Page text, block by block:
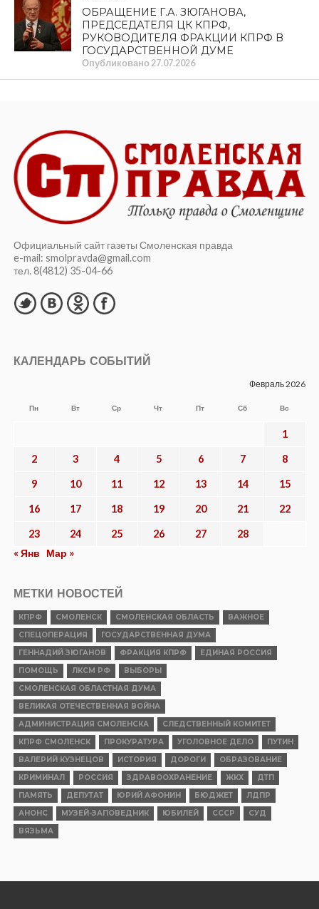
ОБРАЩЕНИЕ Г.А. ЗЮГАНОВА,
ПРЕДСЕДАТЕЛЯ ЦК КПРФ,
РУКОВОДИТЕЛЯ ФРАКЦИИ КПРФ В
ГОСУДАРСТВЕННОЙ ДУМЕ
Опубликовано27.07.2026
Официальный сайт газеты Смоленская правда
e-mail: smolpravda@gmail.com
тел. 8(4812) 35-04-66
КАЛЕНДАРЬ СОБЫТИЙ
Февраль 2026
Пн Вт Ср Чт Пт Сб Вс
1
2 3 4 5 6 7 8
9 10 11 12 13 14 15
16 17 18 19 20 21 22
23 24 25 26 27
28
« Янв
Мар »
МЕТКИ НОВОСТЕЙ
КПРФ СМОЛЕНСК СМОЛЕНСКАЯ ОБЛАСТЬ
ВАЖНОЕ
СПЕЦОПЕРАЦИЯ
ГОСУДАРСТВЕННАЯ ДУМА
ГЕННАДИЙ ЗЮГАНОВ
ФРАКЦИЯ КПРФ
ЕДИНАЯ РОССИЯ
ПОМОЩЬ
ЛКСМ РФ
ВЫБОРЫ
СМОЛЕНСКАЯ ОБЛАСТНАЯ ДУМА
ВЕЛИКАЯ ОТЕЧЕСТВЕННАЯ ВОЙНА
АДМИНИСТРАЦИЯ СМОЛЕНСКА
СЛЕДСТВЕННЫЙ КОМИТЕТ
КПРФ СМОЛЕНСК
ПРОКУРАТУРА УГОЛОВНОЕ ДЕЛО
ПУТИН
ВАЛЕРИЙ КУЗНЕЦОВ
ИСТОРИЯ ДОРОГИ
ОБРАЗОВАНИЕ
КРИМИНАЛ
РОССИЯ ЗДРАВООХРАНЕНИЕ ЖКХ
ДТП
ПАМЯТЬ
ДЕПУТАТ ЮРИЙ АФОНИН БЮДЖЕТ
ЛДПР
АНОНС
МУЗЕЙ-ЗАПОВЕДНИК ЮБИЛЕЙ СССР
СУД
ВЯЗЬМА